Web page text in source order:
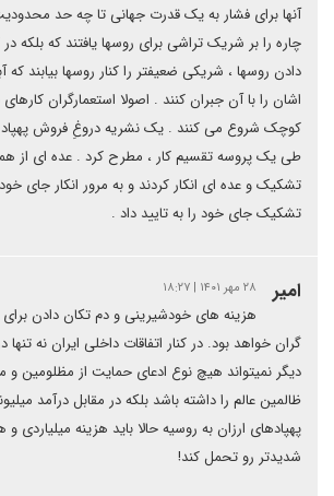
آنها برای فشار به یک قدرت جهانی تا چه حد
چاره را بر شریک تراشی برای روسها یافتند که بلکه
دادن روسها ، شریکی ضعیفتر را کنار روسها بیابند
اشان را با آن جبران کنند . اصولا استعمارگران
کوچک شروع می کنند . یک نشریه دروغِ فروش پهپاد
طی یک پروسه تقسیم کار ، مطرح کرد . عده ای از
تشکیک و عده ای انکار کردند و به مرور انکار جای
تشکیک جای خود را به تایید داد .
امیر ۲۸ مهر ۱۴۰۱ | ۱۸:۲۷
هزینه های خودشیرینی و دم تکان دادن
گران خواهد بود. در کنار اتفاقات داخلی ایران نه تنها
دیگر نمیتواند هیچ نوع ادعای حمایت از مظلومین و
ظالمین عالم را داشته باشد بلکه در مقابل درآمد
پهپادهای ارزان به روسیه حالا باید هزینه میلیاردی
شدیدتر رو تحمل کند!‌